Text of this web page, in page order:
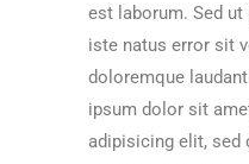
est laborum. Sed
iste natus error sit
doloremque
ipsum dolor sit
adipisicing elit, sed